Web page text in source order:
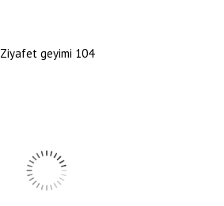
Ziyafet geyimi 104